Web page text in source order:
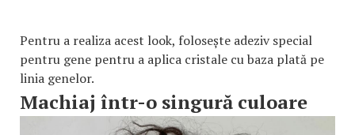
Pentru a realiza acest look, folosește adeziv special
pentru gene pentru a aplica cristale cu baza plată pe
linia genelor.
Machiaj într-o singură culoare